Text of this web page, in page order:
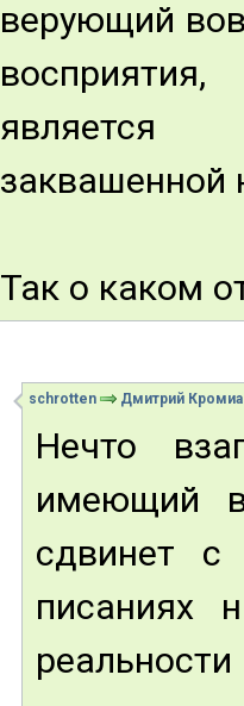
верующий
является
заквашенной
Так о каком
schrotten Дмитрий
Нечто
имеющий
сдвинет с
писаниях